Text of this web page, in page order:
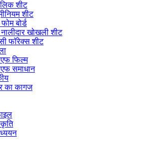
शीट
शीट
बोर्ड
नालीदार खोखली शीट
फॉरेक्स शीट
फिल्म
समाधान
का कागज